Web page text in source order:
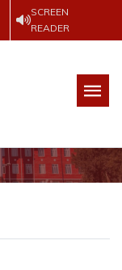
SCREEN
READER